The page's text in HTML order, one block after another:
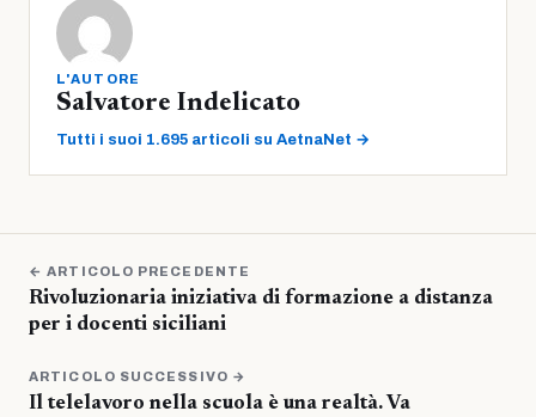
L'AUTORE
Salvatore Indelicato
Tutti i suoi 1.695 articoli su AetnaNet →
← ARTICOLO PRECEDENTE
Rivoluzionaria iniziativa di formazione a distanza
per i docenti siciliani
ARTICOLO SUCCESSIVO →
Il telelavoro nella scuola è una realtà. Va